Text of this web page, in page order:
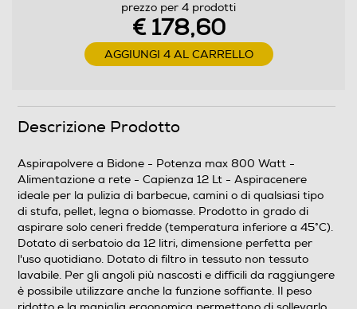
Altre descrizioni strutturali
ergonomico
Descrizione marketing
Aspiracenere ideale per la pulizia di barbecue, camini o
di qualsiasi tipo di stufa, pellet, legna o biomasse.
Prodotto in grado di aspirare solo ceneri fredde
(temperatura inferiore a 45°C). Dotato di serbatoio da
12 litri, dimensione perfetta per l'uso quotidiano. Dotato
prezzo per 4 prodotti
€ 178,60
AGGIUNGI 4 AL CARRELLO
Descrizione Prodotto
Aspirapolvere a Bidone - Potenza max 800 Watt -
Alimentazione a rete - Capienza 12 Lt - Aspiracenere
ideale per la pulizia di barbecue, camini o di qualsiasi tipo
di stufa, pellet, legna o biomasse. Prodotto in grado di
aspirare solo ceneri fredde (temperatura inferiore a 45°C).
Dotato di serbatoio da 12 litri, dimensione perfetta per
l'uso quotidiano. Dotato di filtro in tessuto non tessuto
lavabile. Per gli angoli più nascosti e difficili da raggiungere
è possibile utilizzare anche la funzione soffiante. Il peso